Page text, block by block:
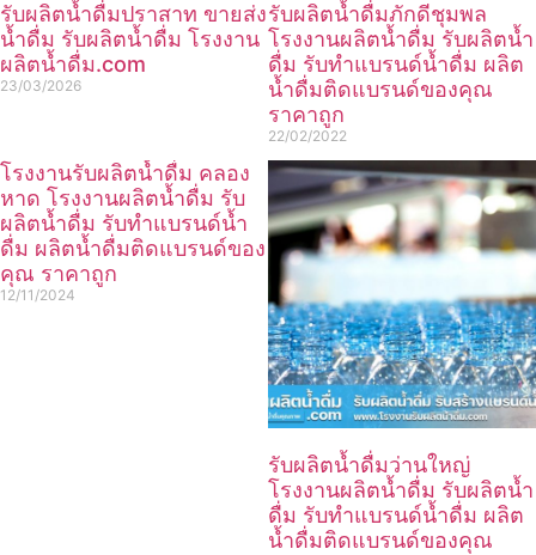
รับผลิตน้ำดื่มปราสาท ขายส่ง
น้ำดื่ม รับผลิตน้ำดื่ม โรงงาน
ผลิตน้ำดื่ม.com
23/03/2026
รับผลิตน้ำดื่มภักดีชุมพล
โรงงานผลิตน้ำดื่ม รับผลิตน้ำ
ดื่ม รับทำแบรนด์น้ำดื่ม ผลิต
น้ำดื่มติดแบรนด์ของคุณ
ราคาถูก
22/02/2022
โรงงานรับผลิตน้ำดื่ม คลอง
หาด โรงงานผลิตน้ำดื่ม รับ
ผลิตน้ำดื่ม รับทำแบรนด์น้ำ
ดื่ม ผลิตน้ำดื่มติดแบรนด์ของ
คุณ ราคาถูก
12/11/2024
รับผลิตน้ำดื่มว่านใหญ่
โรงงานผลิตน้ำดื่ม รับผลิตน้ำ
ดื่ม รับทำแบรนด์น้ำดื่ม ผลิต
น้ำดื่มติดแบรนด์ของคุณ